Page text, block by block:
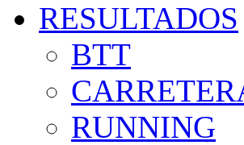
RESULTADOS
BTT
RUNNING